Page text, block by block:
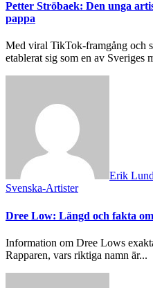
Petter Ströbaek: Den unga
pappa
Med viral TikTok-framgång och skivkontrakt har Petter Ströbaek
etablerat sig som en av Sveriges
Erik
Svenska-Artister
Dree Low: Längd och fakta
Information om Dree Lows exakta längd är inte offentligt tillgänglig.
Rapparen, vars riktiga namn är...